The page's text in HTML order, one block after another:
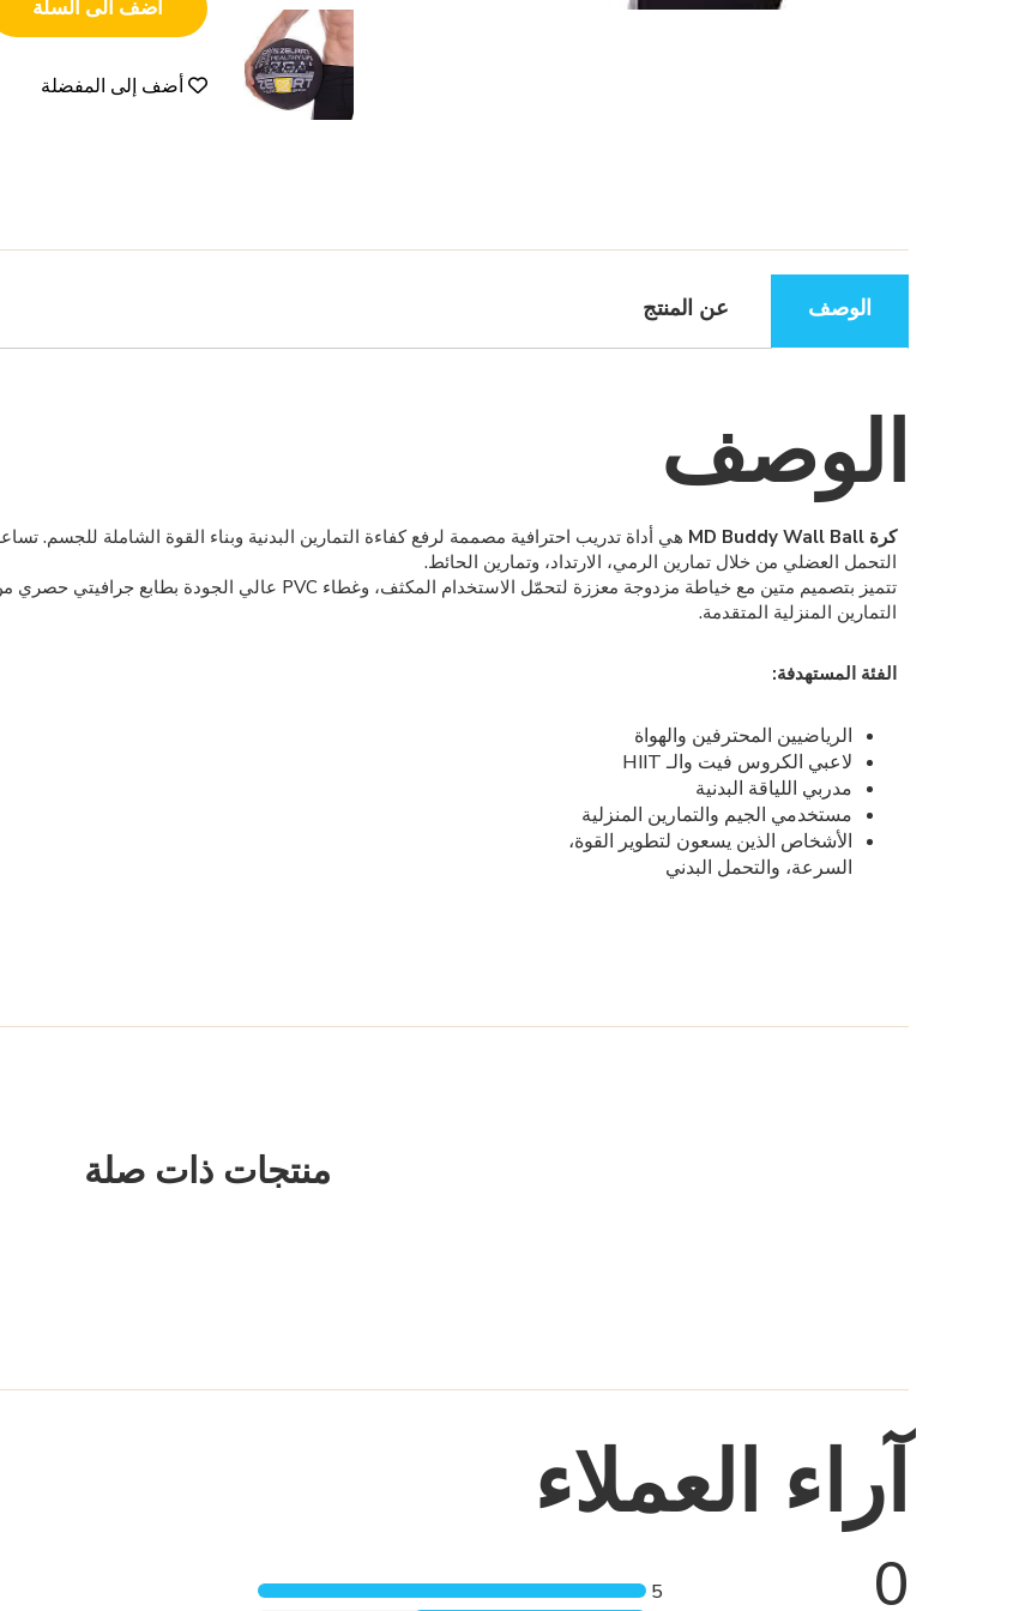
أضف الى السلة
أضف إلى المفضلة
الوصف عن المنتج
الوصف
كرة MD Buddy Wall Ball
هي أداة تدريب احترافية مصممة لرفع كفاءة التمارين البدنية وبناء القوة الشاملة للجسم.
التحمل العضلي من خلال تمارين الرمي، الارتداد، وتمارين الحائط.
التمارين المنزلية المتقدمة.
الفئة المستهدفة:
الرياضيين المحترفين والهواة
لاعبي الكروس فيت والـ HIIT
مدربي اللياقة البدنية
مستخدمي الجيم والتمارين المنزلية
الأشخاص الذين يسعون لتطوير القوة،
السرعة، والتحمل البدني
منتجات ذات صلة
آراء العملاء
0
5